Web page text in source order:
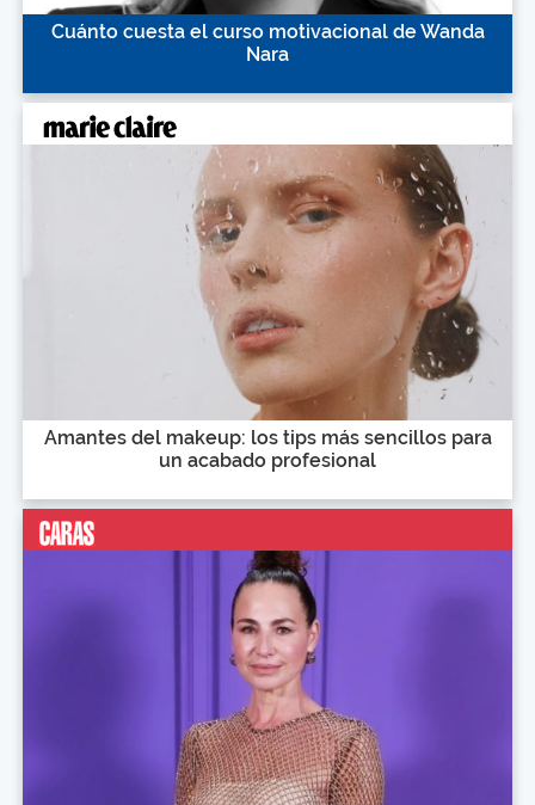
Cuánto cuesta el curso motivacional de Wanda
Nara
Amantes del makeup: los tips más sencillos para
un acabado profesional